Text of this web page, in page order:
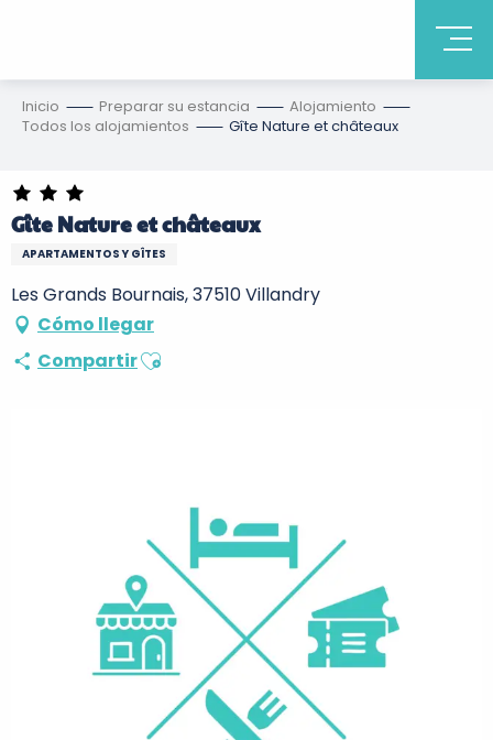
Inicio Preparar su estancia
Alojamiento
Todos los alojamientos
Gîte Nature et châteaux
Gîte Nature et châteaux
APARTAMENTOS Y GÎTES
Les Grands Bournais, 37510 Villandry
Cómo llegar
CompartirAjouter aux favoris